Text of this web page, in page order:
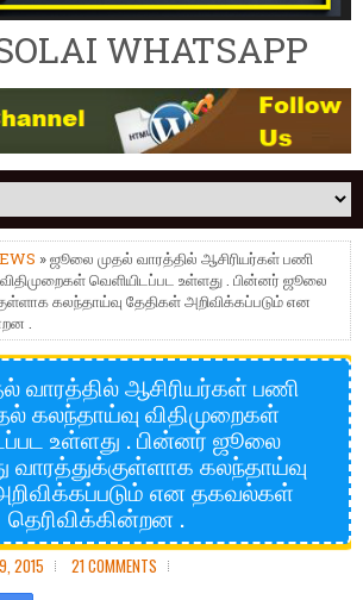
WHATSAPP
» ஜூலை முதல் வாரத்தில் ஆசிரியர்கள் பணி
வெளியிடப்பட உள்ளது . பின்னர் ஜூலை
கலந்தாய்வு தேதிகள் அறிவிக்கப்படும் என
.
வாரத்தில் ஆசிரியர்கள் பணி
கலந்தாய்வு விதிமுறைகள்
உள்ளது . பின்னர் ஜூலை
கலந்தாய்வு
என தகவல்கள்
தெரிவிக்கின்றன .
2015 21 COMMENTS